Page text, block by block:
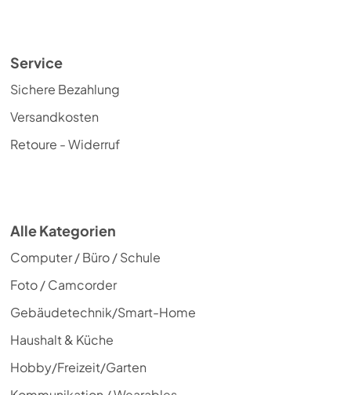
Service
Sichere Bezahlung
Versandkosten
Retoure - Widerruf
Alle Kategorien
Computer / Büro / Schule
Foto / Camcorder
Gebäudetechnik/Smart-Home
Haushalt & Küche
Hobby/Freizeit/Garten